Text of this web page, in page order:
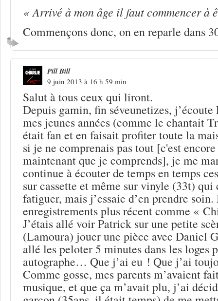
« Arrivé à mon âge il faut commencer à
Commençons donc, on en reparle dans
Pill Bill
9 juin 2013 à 16 h 59 min
Salut à tous ceux qui liront.
Depuis gamin, fin séveunetizes,
mes jeunes années (comme le chantait
était fan et en faisait profiter toute la
si je ne comprenais pas tout [c'est
maintenant que je comprends], je me
continue à écouter de temps en temps
sur cassette et même sur vinyle (33t) qui
fatiguer, mais j’essaie d’en prendre
enregistrements plus récent comme «
J’étais allé voir Patrick sur une petite
(Lamoura) jouer une pièce avec Daniel
allé les peloter 5 minutes dans les loges
autographe… Que j’ai eu ! Que j’ai
Comme gosse, mes parents m’avaient
musique, et que ça m’avait plu, j’ai